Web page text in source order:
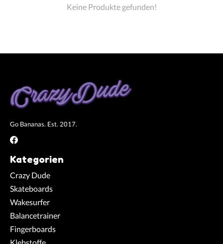
Keine Produkte gefunden!
Go Bananas. Est. 2017.
Kategorien
Crazy Dude
Skateboards
Wakesurfer
Balancetrainer
Fingerboards